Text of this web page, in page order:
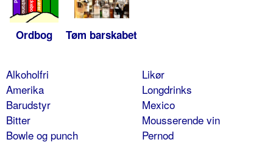
Ordbog Tøm barskabet
Alkoholfri
Amerika
Barudstyr
Bitter
Bowle og punch
Likør
Longdrinks
Mexico
Mousserende vin
Pernod